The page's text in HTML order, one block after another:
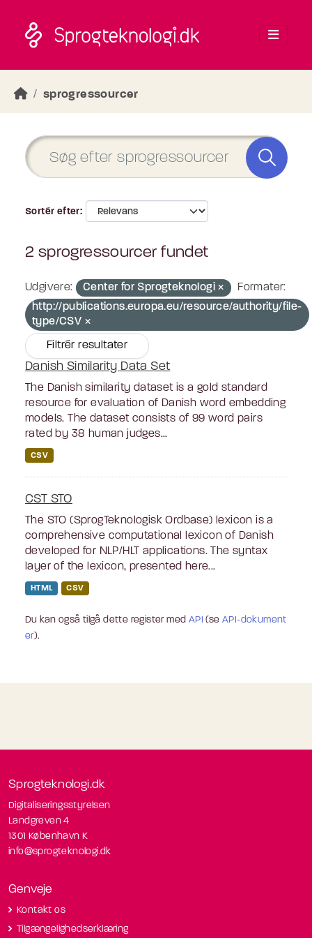
sprogressourcer
Sortér efter
2 sprogressourcer fundet
Udgivere: Center for Sprogteknologi
Formater:
http://publications.europa.eu/resource/authority/file-
type/CSV
Filtrér resultater
Danish Similarity Data Set
The Danish similarity dataset is a gold standard
resource for evaluation of Danish word embedding
models. The dataset consists of 99 word pairs
rated by 38 human judges...
CSV
CST STO
The STO (SprogTeknologisk Ordbase) lexicon is a
comprehensive computational lexicon of Danish
developed for NLP/HLT applications. The syntax
layer of the lexicon, presented here...
HTML CSV
Du kan også tilgå dette register med API (seAPI-dokument
er).
Sprogteknologi.dk
Digitaliseringsstyrelsen
Landgreven 4
1301 København K
info@sprogteknologi.dk
Genveje
Kontakt os
Tilgængelighedserklæring